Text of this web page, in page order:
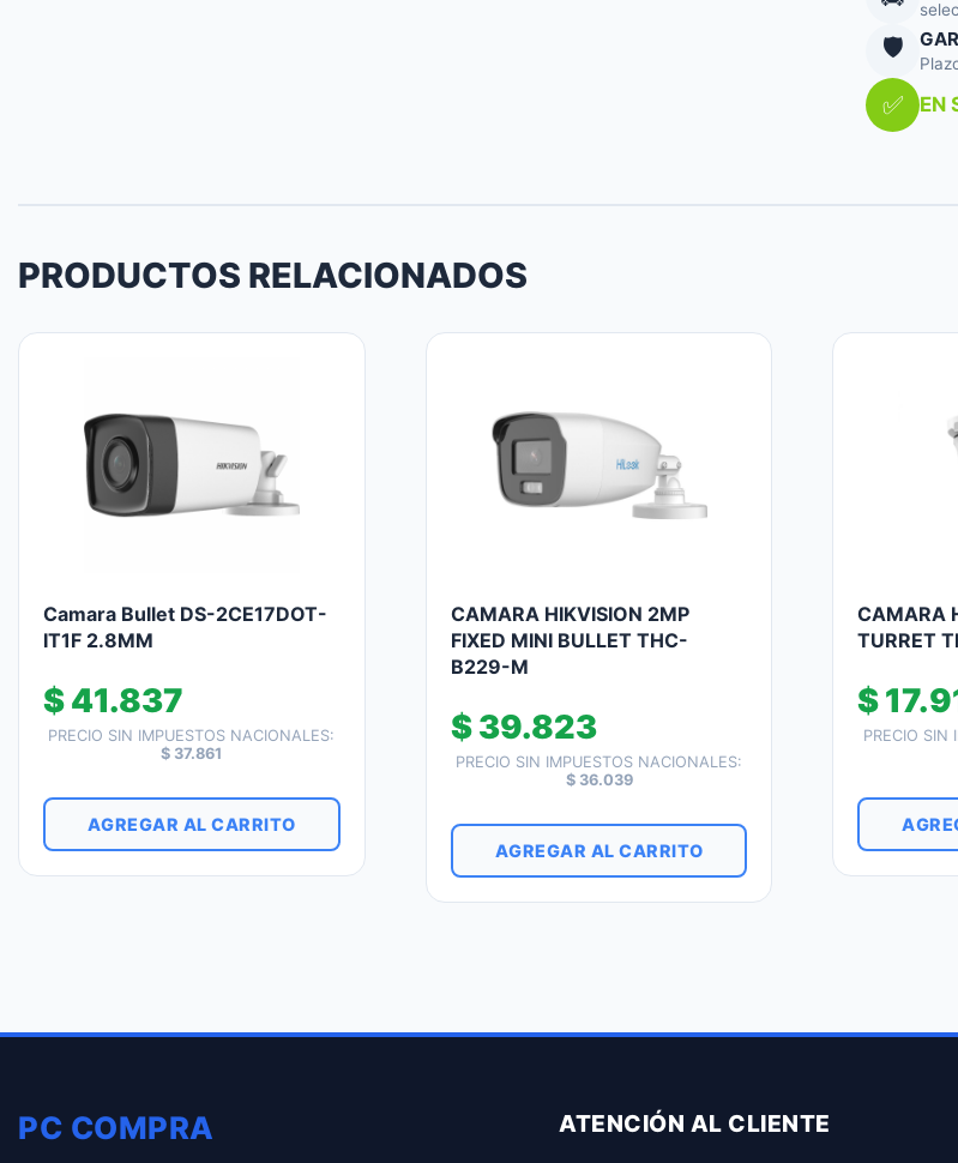
HD
2.8mm
cantidad
🛡️
✅ EN
PRODUCTOS RELACIONADOS
Camara Bullet DS-2CE17DOT-
IT1F 2.8MM
$41.837
PRECIO SIN IMPUESTOS NACIONALES:
$ 37.861
AGREGAR AL CARRITO
CAMARA HIKVISION 2MP
FIXED MINI BULLET THC-
B229-M
$39.823
PRECIO SIN IMPUESTOS NACIONALES:
$36.039
AGREGAR AL CARRITO
CAMARA
TURRET
$
PRECIO SIN
PC COMPRA ATENCIÓN AL CLIENTE